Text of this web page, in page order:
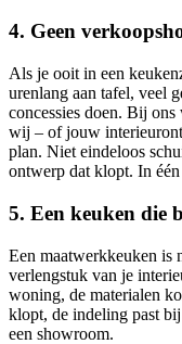
4. Geen
Als je ooit in een
urenlang aan tafel, veel
concessies doen. Bij
wij – of jouw
plan. Niet eindeloos
ontwerp dat klopt. In één
5. Een keuken die
Een maatwerkkeuken is
verlengstuk van je
woning, de materialen
klopt, de indeling past
een showroom.